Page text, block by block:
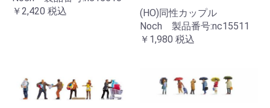
￥2,420 税込
(HO)同性カップル
Noch 製品番号:nc15511
￥1,980 税込